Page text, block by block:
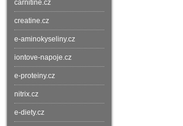
carnitine.cz
creatine.cz
e-aminokyseliny.cz
iontove-napoje.cz
e-proteiny.cz
nitrix.cz
e-diety.cz